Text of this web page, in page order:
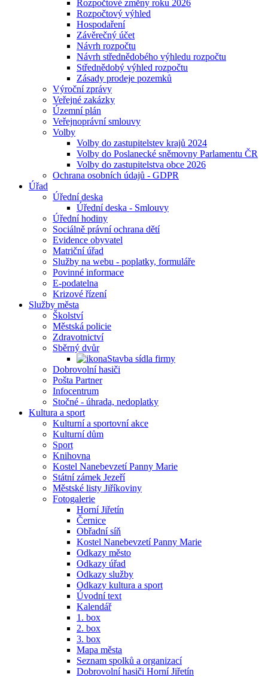
Rozpočtové změny roku 2026
Rozpočtový výhled
Hospodaření
Závěrečný účet
Návrh rozpočtu
Návrh střednědobého výhledu rozpočtu
Střednědobý výhled rozpočtu
Zásady prodeje pozemků
Výroční zprávy
Veřejné zakázky
Územní plán
Veřejnoprávní smlouvy
Volby
Volby do zastupitelstev krajů 2024
Volby do Poslanecké sněmovny Parlamentu ČR
Volby do zastupitelstva obce 2026
Ochrana osobních údajů - GDPR
Úřad
Úřední deska
Úřední deska - Smlouvy
Úřední hodiny
Sociálně právní ochrana dětí
Evidence obyvatel
Matriční úřad
Služby na webu - poplatky, formuláře
Povinné informace
E-podatelna
Krizové řízení
Služby města
Školství
Městská policie
Zdravotnictví
Sběrný dvůr
Stavba sídla firmy
Dobrovolní hasiči
Pošta Partner
Infocentrum
Stočné - úhrada, nedoplatky
Kultura a sport
Kulturní a sportovní akce
Kulturní dům
Sport
Knihovna
Kostel Nanebevzetí Panny Marie
Státní zámek Jezeří
Městské listy Jiříkoviny
Fotogalerie
Horní Jiřetín
Černice
Obřadní síň
Kostel Nanebevzetí Panny Marie
Odkazy město
Odkazy úřad
Odkazy služby
Odkazy kultura a sport
Úvodní text
Kalendář
1. box
2. box
3. box
Mapa města
Seznam spolků a organizací
Dobrovolní hasiči Horní Jiřetín